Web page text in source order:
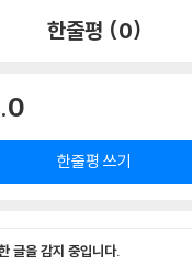
한줄평 (0)
한줄평 쓰기
글을 감지 중입니다.